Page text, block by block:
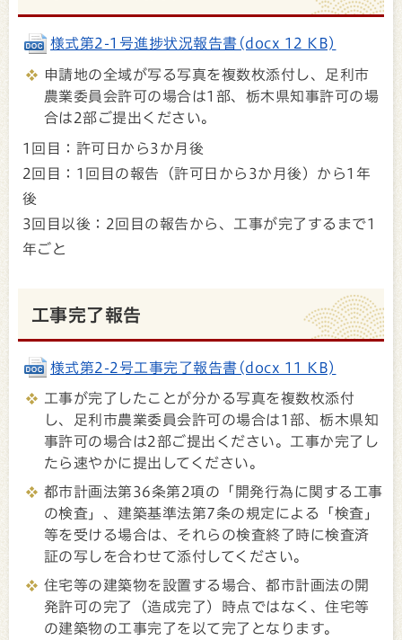
様式第2-1号進捗状況報告書(docx 12 KB)
申請地の全域が写る写真を複数枚添付し、足利市
農業委員会許可の場合は1部、栃木県知事許可の場
合は2部ご提出ください。
1回目：許可日から3か月後
2回目：1回目の報告（許可日から3か月後）から1年
後
3回目以後：2回目の報告から、工事が完了するまで1
年ごと
工事完了報告
様式第2-2号工事完了報告書(docx 11 KB)
工事が完了したことが分かる写真を複数枚添付
し、足利市農業委員会許可の場合は1部、栃木県知
事許可の場合は2部ご提出ください。工事か完了し
たら速やかに提出してください。
都市計画法第36条第2項の「開発行為に関する工事
の検査」、建築基準法第7条の規定による「検査」
等を受ける場合は、それらの検査終了時に検査済
証の写しを合わせて添付してください。
住宅等の建築物を設置する場合、都市計画法の開
発許可の完了（造成完了）時点ではなく、住宅等
の建築物の工事完了を以て完了となります。